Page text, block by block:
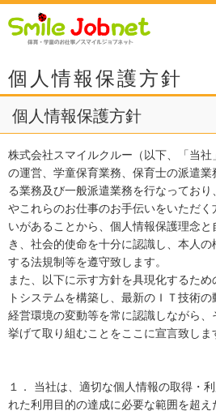
個人情報保護方針
個人情報保護方針
株式会社スマイルクルー（以下、「当
の運営、学童保育業務、保育士の派遣
る業務及び一般派遣業務を行なってお
やこれらのお仕事のお手伝いをいただ
いがあることから、個人情報保護理念
き、社会的使命を十分に認識し、本人
する法規制等を遵守致します。
また、以下に示す方針を具現化するた
トシステムを構築し、最新のＩＴ技術の
経営環境の変動等を常に認識しながら
挙げて取り組むことをここに宣言致しま
１． 当社は、適切な個人情報の取得・
れた利用目的の達成に必要な範囲を超